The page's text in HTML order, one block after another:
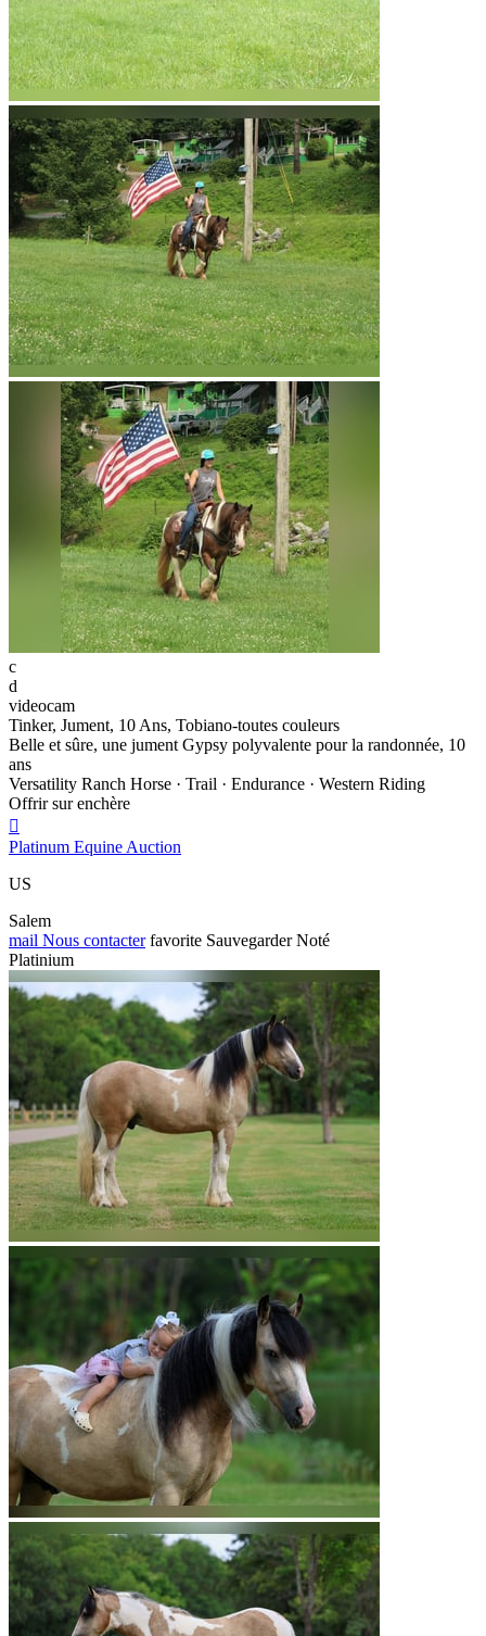
c
d
videocam
Tinker, Jument, 10 Ans, Tobiano-toutes couleurs
Belle et sûre, une jument Gypsy polyvalente pour la randonnée, 10
ans
Versatility Ranch Horse · Trail · Endurance · Western Riding
Offrir sur enchère

Platinum Equine Auction
US
Salem
mail Nous contacter favorite Sauvegarder Noté
Platinium